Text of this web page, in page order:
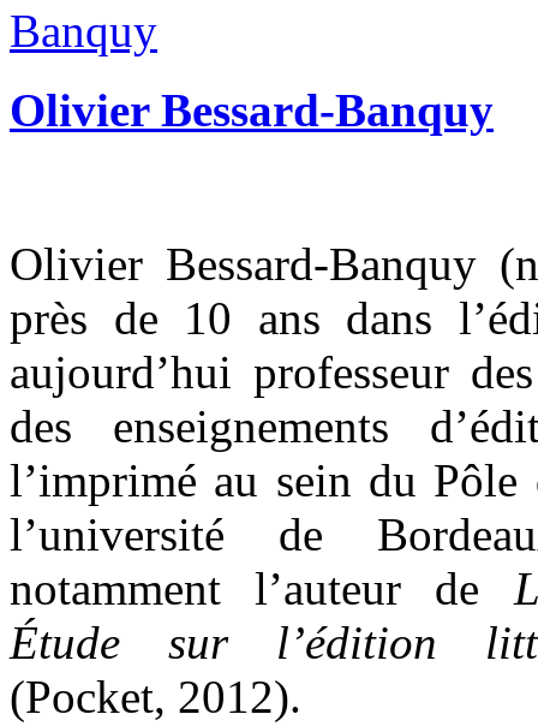
Olivier Bessard-Banquy
Olivier Bessard-Banquy
près de 10 ans dans
aujourd’hui professeur
des enseignements
l’imprimé au sein du
l’université de
notamment l’auteur de
Étude sur l’édition
(Pocket, 2012).